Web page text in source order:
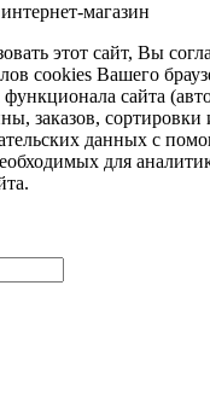
магазин
этот сайт, Вы
cookies Вашего
сайта
заказов,
данных с
для